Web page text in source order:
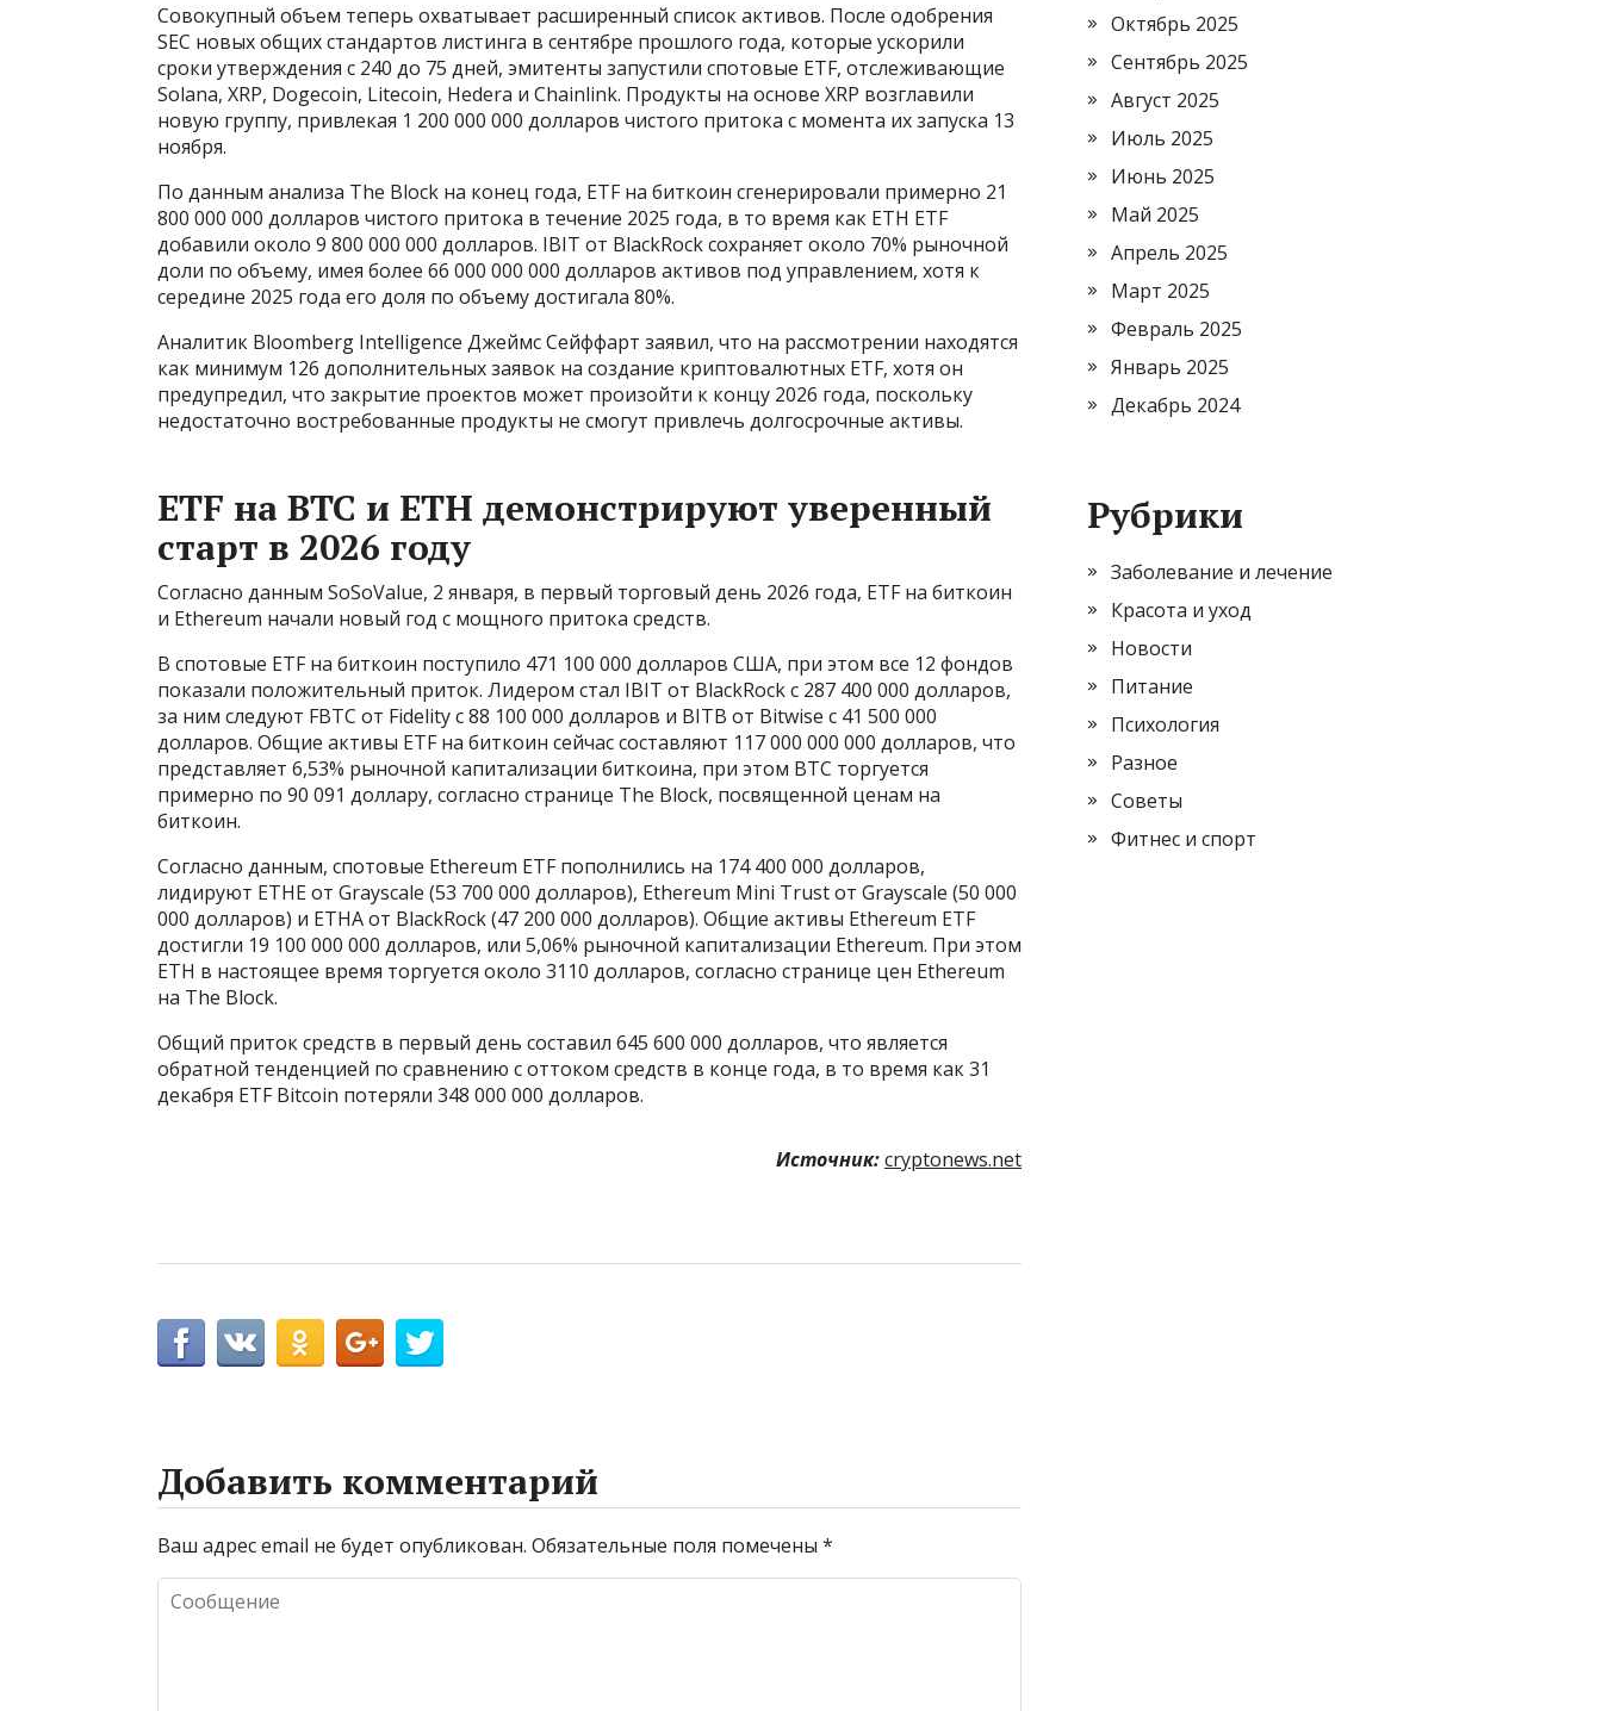
Совокупный объем теперь охватывает расширенный список активов. После одобрения
SEC новых общих стандартов листинга в сентябре прошлого года, которые ускорили
сроки утверждения с 240 до 75 дней, эмитенты запустили спотовые ETF, отслеживающие
Solana, XRP, Dogecoin, Litecoin, Hedera и Chainlink. Продукты на основе XRP возглавили
новую группу, привлекая 1 200 000 000 долларов чистого притока с момента их запуска 13
ноября.
По данным анализа The Block на конец года, ETF на биткоин сгенерировали примерно 21
800 000 000 долларов чистого притока в течение 2025 года, в то время как ETH ETF
добавили около 9 800 000 000 долларов. IBIT от BlackRock сохраняет около 70% рыночной
доли по объему, имея более 66 000 000 000 долларов активов под управлением, хотя к
середине 2025 года его доля по объему достигала 80%.
Аналитик Bloomberg Intelligence Джеймс Сейффарт заявил, что на рассмотрении находятся
как минимум 126 дополнительных заявок на создание криптовалютных ETF, хотя он
предупредил, что закрытие проектов может произойти к концу 2026 года, поскольку
недостаточно востребованные продукты не смогут привлечь долгосрочные активы.
ETF на BTC и ETH демонстрируют уверенный
старт в 2026 году
Согласно данным SoSoValue, 2 января, в первый торговый день 2026 года, ETF на биткоин
и Ethereum начали новый год с мощного притока средств.
В спотовые ETF на биткоин поступило 471 100 000 долларов США, при этом все 12 фондов
показали положительный приток. Лидером стал IBIT от BlackRock с 287 400 000 долларов,
за ним следуют FBTC от Fidelity с 88 100 000 долларов и BITB от Bitwise с 41 500 000
долларов. Общие активы ETF на биткоин сейчас составляют 117 000 000 000 долларов, что
представляет 6,53% рыночной капитализации биткоина, при этом BTC торгуется
примерно по 90 091 доллару, согласно странице The Block, посвященной ценам на
биткоин.
Согласно данным, спотовые Ethereum ETF пополнились на 174 400 000 долларов,
лидируют ETHE от Grayscale (53 700 000 долларов), Ethereum Mini Trust от Grayscale (50 000
000 долларов) и ETHA от BlackRock (47 200 000 долларов). Общие активы Ethereum ETF
достигли 19 100 000 000 долларов, или 5,06% рыночной капитализации Ethereum. При этом
ETH в настоящее время торгуется около 3110 долларов, согласно странице цен Ethereum
на The Block.
Общий приток средств в первый день составил 645 600 000 долларов, что является
обратной тенденцией по сравнению с оттоком средств в конце года, в то время как 31
декабря ETF Bitcoin потеряли 348 000 000 долларов.
Источник:cryptonews.net
Добавить комментарий
Ваш адрес email не будет опубликован. Обязательные поля помечены *
Октябрь 2025
Сентябрь 2025
Август 2025
Июль 2025
Июнь 2025
Май 2025
Апрель 2025
Март 2025
Февраль 2025
Январь 2025
Декабрь 2024
Рубрики
Заболевание и лечение
Красота и уход
Новости
Питание
Психология
Разное
Советы
Фитнес и спорт